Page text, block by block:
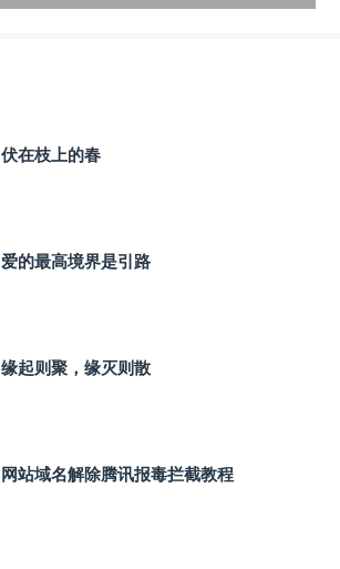
伏在枝上的春
爱的最高境界是引路
缘起则聚，缘灭则散
网站域名解除腾讯报毒拦截教程